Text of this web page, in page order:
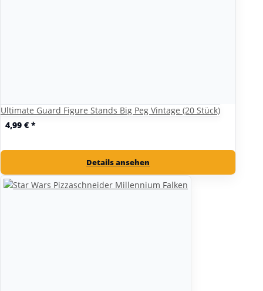
Ultimate Guard Figure Stands Big Peg Vintage (20 Stück)
4,99 € *
Details ansehen